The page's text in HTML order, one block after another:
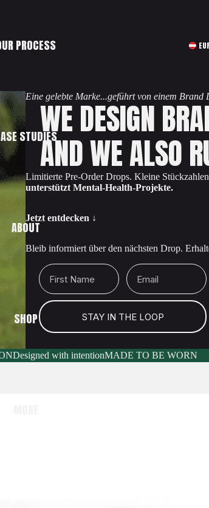
PROCESS
STUDIES
ABOUT
SHOP
Eine gelebte Marke...geführt von einem Brand
WE DESIGN
AND WE ALSO
Limitierte Pre-Order Drops. Kleine
unterstützt Mental-Health-Projekte.
Jetzt entdecken ↓
Bleib informiert über den nächsten Drop.
First Name Email
STAY IN THE LOOP
Designed with intentionMADE TO BE WORN